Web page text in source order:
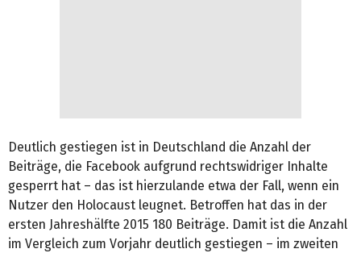
Deutlich gestiegen ist in Deutschland die Anzahl der
Beiträge, die Facebook aufgrund rechtswidriger Inhalte
gesperrt hat – das ist hierzulande etwa der Fall, wenn ein
Nutzer den Holocaust leugnet. Betroffen hat das in der
ersten Jahreshälfte 2015 180 Beiträge. Damit ist die Anzahl
im Vergleich zum Vorjahr deutlich gestiegen – im zweiten